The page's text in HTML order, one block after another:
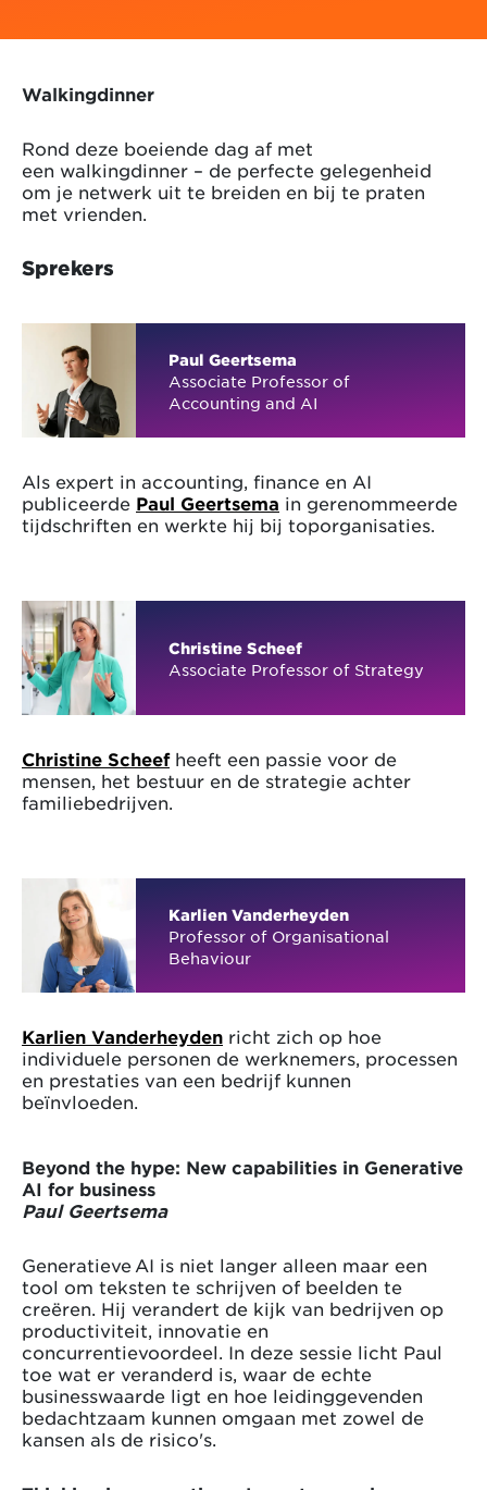
Walkingdinner
Rond deze boeiende dag af met
een walkingdinner – de perfecte gelegenheid
om je netwerk uit te breiden en bij te praten
met vrienden.
Sprekers
Paul Geertsema
Associate Professor of
Accounting and AI
Als expert in accounting, finance en AI
publiceerde Paul Geertsema in gerenommeerde
tijdschriften en werkte hij bij toporganisaties.
Christine Scheef
Associate Professor of Strategy
Christine Scheefheeft een passie voor de
mensen, het bestuur en de strategie achter
familiebedrijven.
Karlien Vanderheyden
Professor of Organisational
Behaviour
Karlien Vanderheyden richt zich op hoe
individuele personen de werknemers, processen
en prestaties van een bedrijf kunnen
beïnvloeden.
Beyond the hype: New capabilities in Generative
AI for business
Paul Geertsema
Generatieve AI is niet langer alleen maar een
tool om teksten te schrijven of beelden te
creëren. Hij verandert de kijk van bedrijven op
productiviteit, innovatie en
concurrentievoordeel. In deze sessie licht Paul
toe wat er veranderd is, waar de echte
businesswaarde ligt en hoe leidinggevenden
bedachtzaam kunnen omgaan met zowel de
kansen als de risico's.